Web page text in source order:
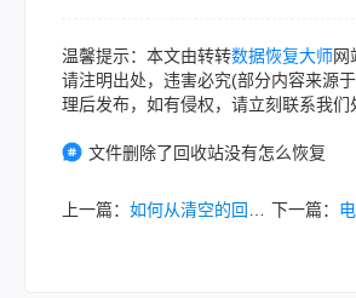
温馨提示：本文由转转数据恢复大师网
请注明出处，违害必究(部分内容来源
理后发布，如有侵权，请立刻联系我们
文件删除了回收站没有怎么恢复
上一篇： 如何从清空的回收站里面找回文件？我试过能用的方法都在这了！ 下一篇： 电脑